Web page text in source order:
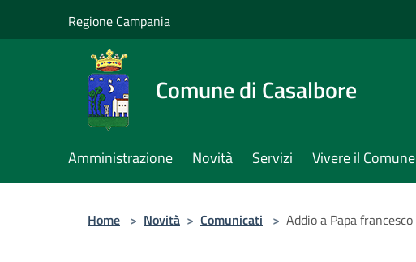
Regione Campania
Comune di Casalbore
Amministrazione Novità Servizi Vivere il Comune
Home > Novità > Comunicati > Addio a Papa francesco